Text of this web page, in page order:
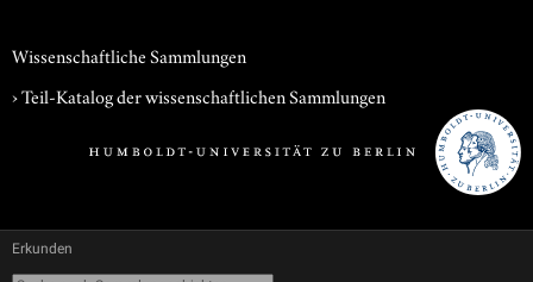
Wissenschaftliche Sammlungen
› Teil-Katalog der wissenschaftlichen Sammlungen
Erkunden